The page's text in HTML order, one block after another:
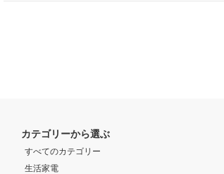
カテゴリーから選ぶ
すべてのカテゴリー
生活家電